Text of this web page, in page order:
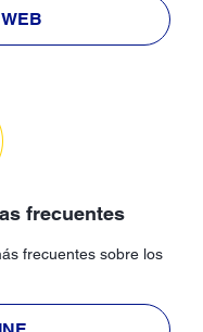
frecuentes
frecuentes sobre los